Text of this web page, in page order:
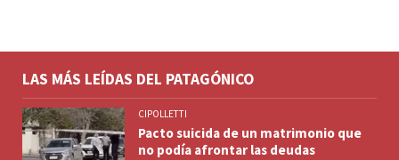
LAS MÁS LEÍDAS DEL PATAGÓNICO
CIPOLLETTI
Pacto suicida de un matrimonio que
no podía afrontar las deudas